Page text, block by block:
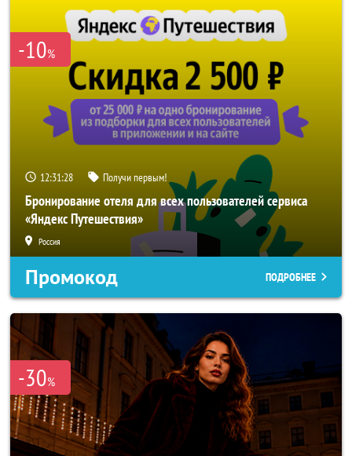
-10%
12:31:26 Получи первым!
Бронирование отеля для всех пользователей сервиса
«Яндекс Путешествия»
Россия
Промокод ПОДРОБНЕЕ
-30%